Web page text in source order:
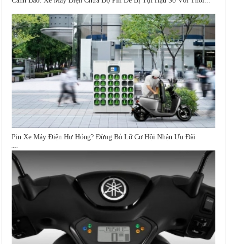
Pin Xe Máy Điện Hư Hỏng? Đừng Bỏ Lỡ Cơ Hội Nhận Ưu Đãi
Thay...